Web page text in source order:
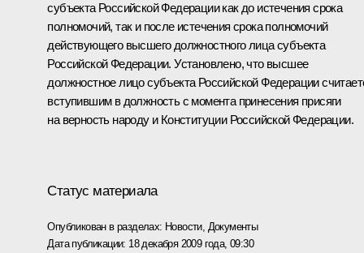
субъекта Российской Федерации как до истечения срока
полномочий, так и после истечения срока полномочий
действующего высшего должностного лица субъекта
Российской Федерации. Установлено, что высшее
должностное лицо субъекта Российской Федерации
вступившим в должность с момента принесения присяги
на верность народу и Конституции Российской Федерации.
Статус материала
Опубликован в разделах: Новости, Документы
Дата публикации: 18 декабря 2009 года, 09:30